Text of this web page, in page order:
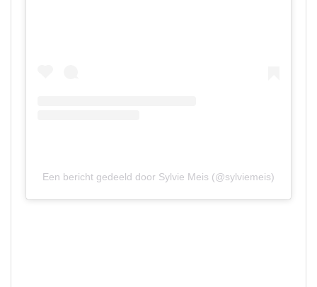
Een bericht gedeeld door Sylvie Meis (@sylviemeis)